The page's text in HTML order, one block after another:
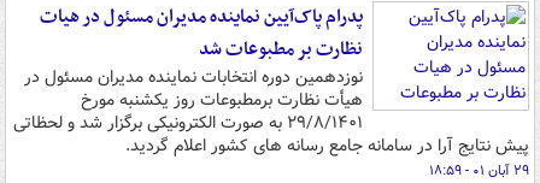
پدرام پاک‌آیین نماینده مدیران مسئول در هیات
نظارت بر مطبوعات شد
نوزدهمین دوره انتخابات نماینده مدیران مسئول در
هیأت نظارت برمطبوعات روز یکشنبه مورخ
۲۹/۸/۱۴۰۱ به ‌صورت الکترونیکی برگزار شد و لحظاتی
پیش نتایج آرا در سامانه جامع رسانه های کشور اعلام گردید.
۲۹ آبان ۰۱ - ۱۸:۵۹